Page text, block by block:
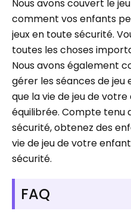
Nous avons couvert le
comment vos enfants
jeux en toute sécurité.
toutes les choses
Nous avons également
gérer les séances de
que la vie de jeu de
équilibrée. Compte tenu
sécurité, obtenez des
vie de jeu de votre
sécurité.
FAQ